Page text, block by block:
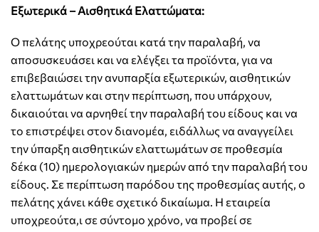
Εξωτερικά – Αισθητικά Ελαττώματα:
Ο πελάτης υποχρεούται κατά την παραλαβή, να
αποσυσκευάσει και να ελέγξει τα προϊόντα, για να
επιβεβαιώσει την ανυπαρξία εξωτερικών, αισθητικών
ελαττωμάτων και στην περίπτωση, που υπάρχουν,
δικαιούται να αρνηθεί την παραλαβή του είδους και να
το επιστρέψει στον διανομέα, ειδάλλως να αναγγείλει
την ύπαρξη αισθητικών ελαττωμάτων σε προθεσμία
δέκα (10) ημερολογιακών ημερών από την παραλαβή του
είδους. Σε περίπτωση παρόδου της προθεσμίας αυτής, ο
πελάτης χάνει κάθε σχετικό δικαίωμα. Η εταιρεία
υποχρεούτα,ι σε σύντομο χρόνο, να προβεί σε